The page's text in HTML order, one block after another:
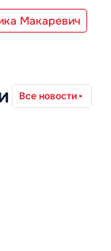
Макаревич
Все новости